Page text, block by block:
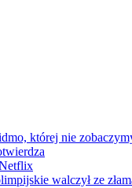
której nie
walczył ze